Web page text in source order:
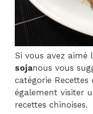
Si vous avez aimé
sojanous vous
catégorie
également visiter
recettes chinoises.